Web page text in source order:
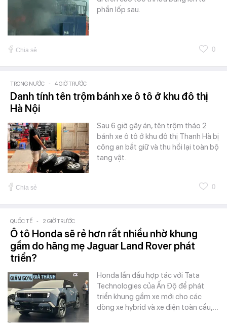
phần lốp sau.
Chia sẻ 0
TRONG NƯỚC - 4 GIỜ TRƯỚC
Danh tính tên trộm bánh xe ô tô ở khu đô thị
Hà Nội
Sau 6 giờ gây án, tên trộm tháo 2
bánh xe ô tô ở khu đô thị Thanh Hà bị
công an bắt giữ và thu hồi lại toàn bộ
tang vật.
Chia sẻ 0
QUỐC TẾ - 2 GIỜ TRƯỚC
Ô tô Honda sẽ rẻ hơn rất nhiều nhờ khung
gầm do hãng mẹ Jaguar Land Rover phát
triển?
Honda lần đầu hợp tác với Tata
Technologies của Ấn Độ để phát
triển khung gầm xe mới cho các
dòng xe hybrid và xe điện toàn cầu,…